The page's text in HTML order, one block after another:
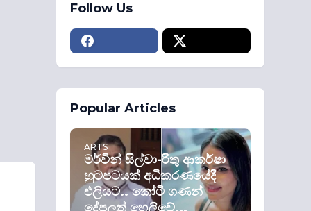
Follow Us
Popular Articles
ARTS
මර්වින් සිල්වා-රිතු ආකර්ෂා
හුටපටයක් අධිකරණයේදී
එලියට.. කෝටි ගණන්
දේපලත් හෙලිවේ...